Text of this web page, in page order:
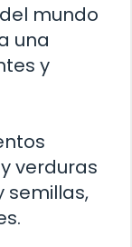
mundo
una
y
verduras
semillas,